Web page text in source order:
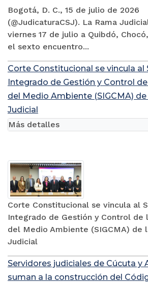
Bogotá, D. C., 15 de julio de 2026
(@JudicaturaCSJ). La Rama
viernes 17 de julio a Quibdó,
el sexto encuentro...
Corte Constitucional se vincula al
Integrado de Gestión y Control de
del Medio Ambiente (SIGCMA) de
Corte Constitucional se vincula al
Integrado de Gestión y Control de
del Medio Ambiente (SIGCMA) de
Judicial